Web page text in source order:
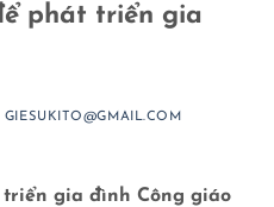
phát triển gia
GIESUKITO@GMAIL.COM
gia đình Công giáo